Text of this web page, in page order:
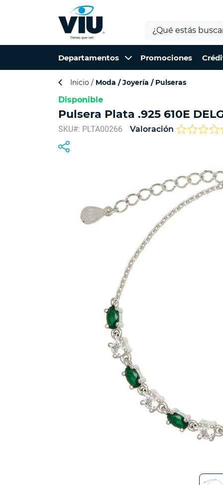
Departamentos Promociones
Inicio Moda Joyería Pulseras
Disponible
Pulsera Plata .925 610E
SKU#: PLTA00266 Valoración